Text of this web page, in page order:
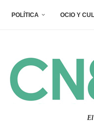
POLÍTICA OCIO Y